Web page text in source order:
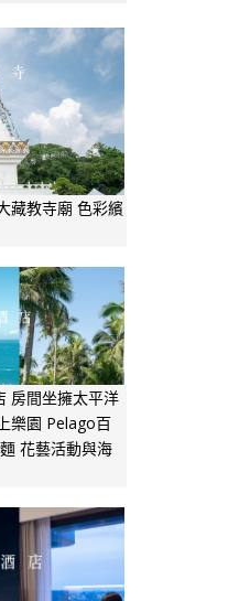
藏教寺廟 色彩繽
房間坐擁太平洋
樂園 Pelago百
花藝活動與海